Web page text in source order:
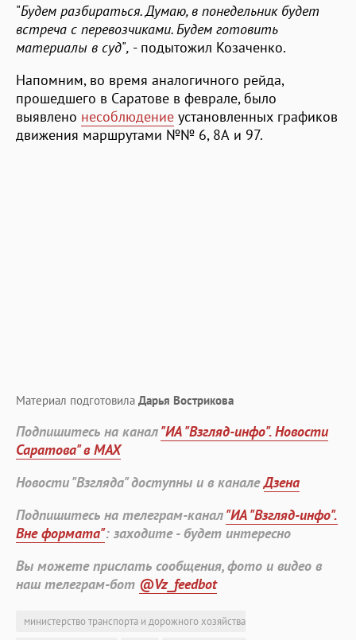
"Будем разбираться. Думаю, в понедельник будет
встреча с перевозчиками. Будем готовить
материалы в суд", - подытожил Козаченко.
Напомним, во время аналогичного рейда,
прошедшего в Саратове в феврале, было
выявлено несоблюдение установленных графиков
движения маршрутами №№ 6, 8А и 97.
Материал подготовила Дарья Вострикова
Подпишитесь на канал"ИА "Взгляд-инфо". Новости
Саратова" в MAX
Новости "Взгляда" доступны и в каналеДзена
Подпишитесь на телеграм-канал"ИА "Взгляд-инфо".
Вне формата": заходите - будет интересно
Вы можете прислать сообщения, фото и видео в
наш телеграм-бот @Vz_feedbot
министерство транспорта и дорожного хозяйства